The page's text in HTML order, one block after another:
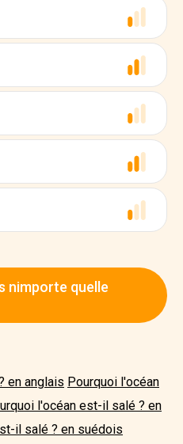
nimporte quelle
en anglais Pourquoi l'océan
l'océan est-il salé ? en
il salé ? en suédois